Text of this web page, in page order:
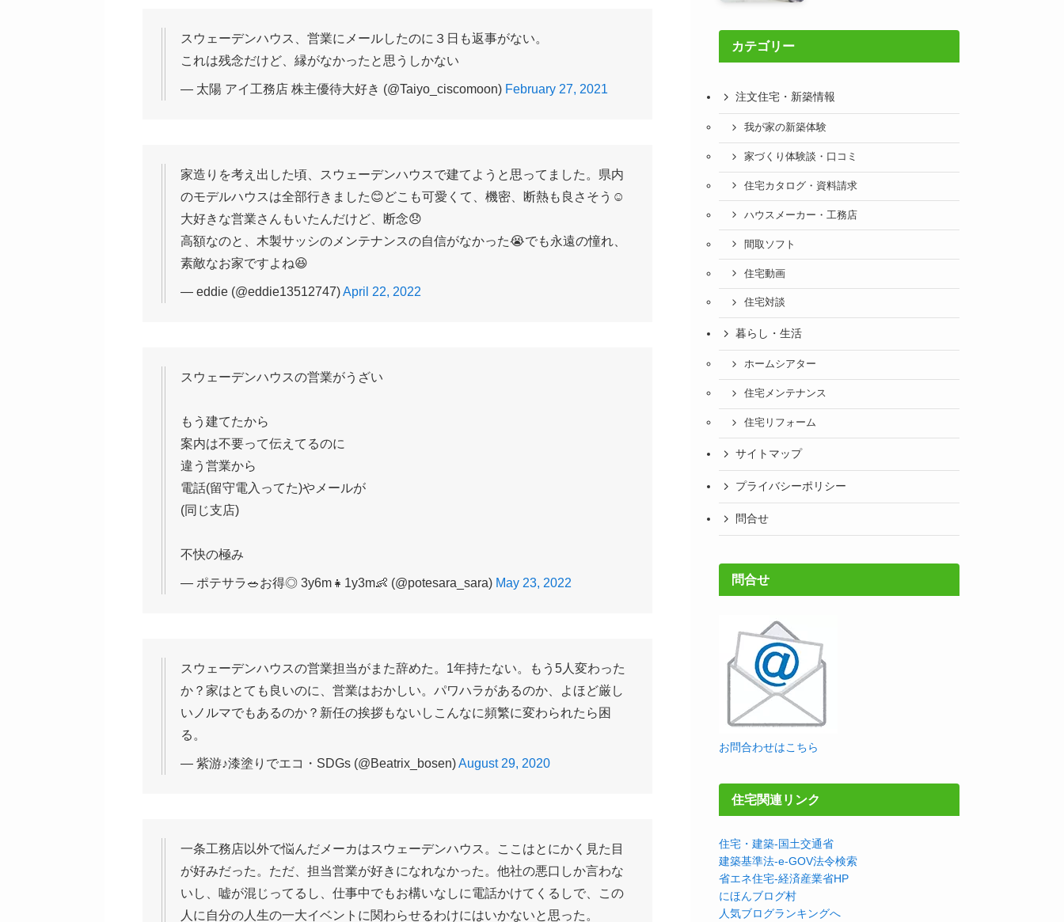
スウェーデンハウス、営業にメールしたのに３日も返事がない。
これは残念だけど、縁がなかったと思うしかない
— 太陽 アイ工務店 株主優待大好き (@Taiyo_ciscomoon) February 27, 2021
家造りを考え出した頃、スウェーデンハウスで建てようと思ってました。県内
のモデルハウスは全部行きました😊どこも可愛くて、機密、断熱も良さそう☺️
大好きな営業さんもいたんだけど、断念😞
高額なのと、木製サッシのメンテナンスの自信がなかった😭でも永遠の憧れ、
素敵なお家ですよね😆
— eddie (@eddie13512747)April 22, 2022
スウェーデンハウスの営業がうざい
もう建てたから
案内は不要って伝えてるのに
違う営業から
電話(留守電入ってた)やメールが
(同じ支店)
不快の極み
— ポテサラ🥗お得◎ 3y6m👧1y3m👶 (@potesara_sara) May 23, 2022
スウェーデンハウスの営業担当がまた辞めた。1年持たない。もう5人変わった
か？家はとても良いのに、営業はおかしい。パワハラがあるのか、よほど厳し
いノルマでもあるのか？新任の挨拶もないしこんなに頻繁に変わられたら困
る。
— 紫游♪漆塗りでエコ・SDGs (@Beatrix_bosen)August 29, 2020
一条工務店以外で悩んだメーカはスウェーデンハウス。ここはとにかく見た目
が好みだった。ただ、担当営業が好きになれなかった。他社の悪口しか言わな
いし、嘘が混じってるし、仕事中でもお構いなしに電話かけてくるしで、この
人に自分の人生の一大イベントに関わらせるわけにはいかないと思った。
カテゴリー
注文住宅・新築情報
我が家の新築体験
家づくり体験談・口コミ
住宅カタログ・資料請求
ハウスメーカー・工務店
間取ソフト
住宅動画
住宅対談
暮らし・生活
ホームシアター
住宅メンテナンス
住宅リフォーム
サイトマップ
プライバシーポリシー
問合せ
問合せ
お問合わせはこちら
住宅関連リンク
住宅・建築-国土交通省
建築基準法-e-GOV法令検索
省エネ住宅-経済産業省HP
にほんブログ村
人気ブログランキングへ